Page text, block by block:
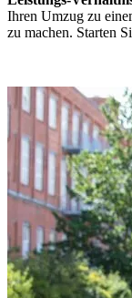
Ihren Umzug zu
zu machen. Starten